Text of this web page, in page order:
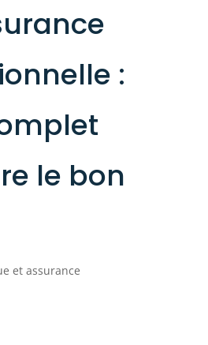
:
le bon
et assurance